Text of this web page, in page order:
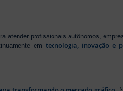
atender profissionais autônomos,
em tecnologia, inovação e